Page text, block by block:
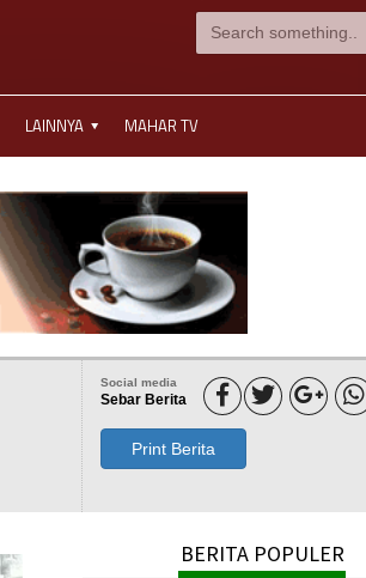
LAINNYA MAHAR TV
Social media
Sebar Berita    
Print Berita
BERITA POPULER